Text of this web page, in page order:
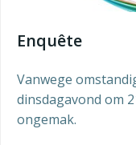
Enquête
Vanwege
dinsdagavond om
ongemak.